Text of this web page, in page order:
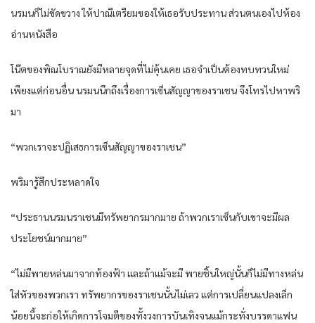
นรมนก็ไม่ขัดขวาง ให้ปาณีเตรียมของให้เธอรับประทาน ส่วนตนเองไปห้อง
อ่านหนังสือ
โน๊ตของพิณโบราณยังมีหลายจุดที่ไม่คุ้นเคย เธอจำเป็นต้องทบทวนใหม่
เพียงแต่ก่อนอื่น นรมนนึกถึงเรื่องการเซ็นสัญญาของราเชน จึงโทรไปหาพริ
มา
“พวกเราจะปฏิเสธการเซ็นสัญญาของราเชน”
พริมารู้สึกประหลาดใจ
“ประธานนรมนราเชนมีทรัพยากรมากมาย ถ้าพวกเราเซ็นกับเขาจะมีผล
ประโยชน์มากมาย”
“ไม่มีพายหล่นมาจากท้องฟ้า และถ้าแม้จะมี พายชิ้นใหญ่นั้นก็ไม่มีทางหล่น
ใส่หัวของพวกเรา ทรัพยากรของราเชนนั้นไม่เลว แต่การเปลี่ยนแปลงเล็ก
น้อยนี้จะก่อให้เกิดการโจมตีของทั้งวงการบันเทิงจนแม้กระทั่งบรรดาแฟน